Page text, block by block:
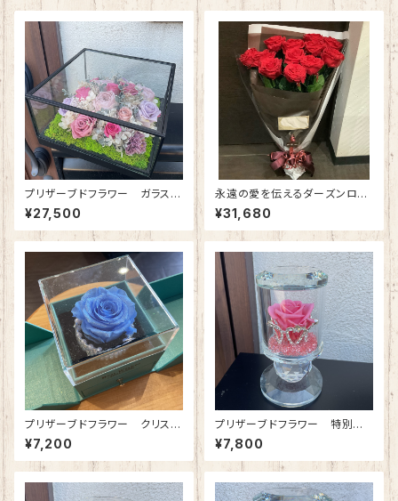
プリザーブドフラワー ガラスケ
ース(正方形・大) アンティークピ
ンク
¥27,500
永遠の愛を伝えるダーズンロー
ズ｜12本の赤バラのプリザーブ
ドフラワー花束（プロポーズ専
用） ※受注生産（約３週間）
¥31,680
プリザーブドフラワー クリスタ
ルブレス(ジュエリーボックス)プ
ラチナブルー
¥7,200
プリザーブドフラワー 特別な
日に特別な人へ クリスタルテ
ィアラ(プリンセスピンク)
¥7,800